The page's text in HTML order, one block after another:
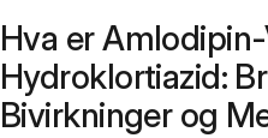
Hva er
Hydroklortiazid:
Bivirkninger og